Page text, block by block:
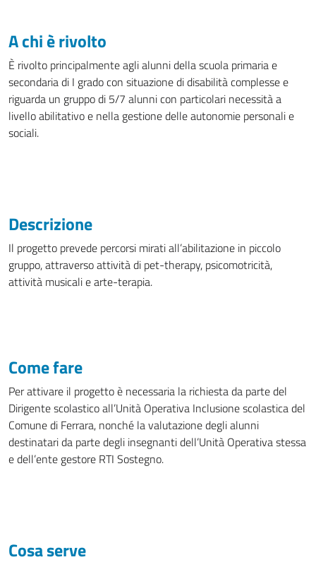
A chi è rivolto
È rivolto principalmente agli alunni della scuola primaria e
secondaria di I grado con situazione di disabilità complesse e
riguarda un gruppo di 5/7 alunni con particolari necessità a
livello abilitativo e nella gestione delle autonomie personali e
sociali.
Descrizione
Il progetto prevede percorsi mirati all’abilitazione in piccolo
gruppo, attraverso attività di pet-therapy, psicomotricità,
attività musicali e arte-terapia.
Come fare
Per attivare il progetto è necessaria la richiesta da parte del
Dirigente scolastico all’Unità Operativa Inclusione scolastica del
Comune di Ferrara, nonché la valutazione degli alunni
destinatari da parte degli insegnanti dell’Unità Operativa stessa
e dell’ente gestore RTI Sostegno.
Cosa serve